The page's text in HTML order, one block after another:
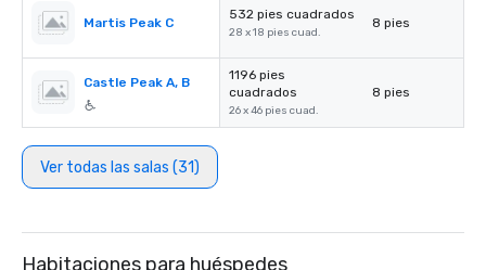
Martis Peak C
532 pies cuadrados
28 x 18 pies cuad.
8 pies
Castle Peak A, B
1196 pies
cuadrados
26 x 46 pies cuad.
8 pies
Ver todas las salas (31)
Habitaciones para huéspedes